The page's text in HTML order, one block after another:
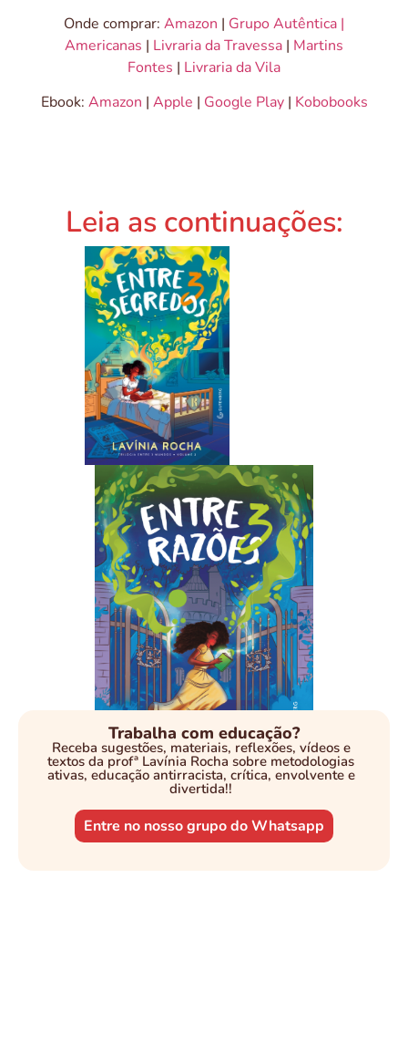
Onde comprar: Amazon | Grupo Autêntica |
Americanas | Livraria da Travessa | Martins
Fontes | Livraria da Vila
Ebook: Amazon | Apple | Google Play| Kobobooks
Leia as continuações:
Trabalha com educação?
Receba sugestões, materiais, reflexões, vídeos e
textos da profª Lavínia Rocha sobre metodologias
ativas, educação antirracista, crítica, envolvente e
divertida!!
Entre no nosso grupo do Whatsapp